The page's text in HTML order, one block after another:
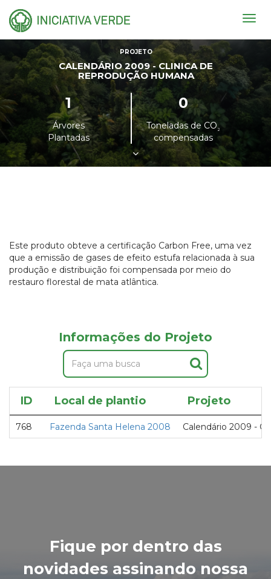
PROJETO
CALENDÁRIO 2009 - CLINICA DE
REPRODUÇÃO HUMANA
1
Árvores
Plantadas
0
Toneladas de CO²
compensadas
Este produto obteve a certificação Carbon Free, uma vez
que a emissão de gases de efeito estufa relacionada à sua
produção e distribuição foi compensada por meio do
restauro florestal de mata atlântica.
Informações do Projeto
ID Local de plantio Projeto
768 Fazenda Santa Helena 2008 Calendário 2009 -
Fique por dentro das
novidades assinando nossa